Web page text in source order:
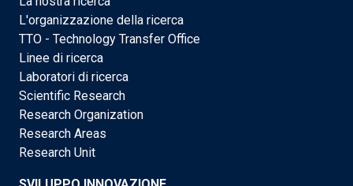
L'organizzazione della ricerca
TTO - Technology Transfer Office
Linee di ricerca
Laboratori di ricerca
Scientific Research
Research Organization
Research Areas
Research Unit